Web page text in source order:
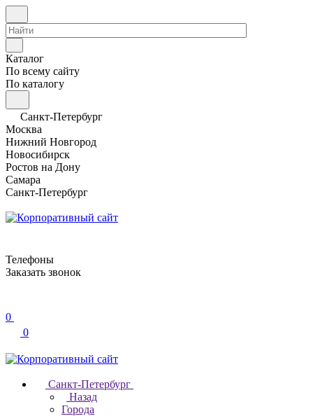
Каталог
По всему сайту
По каталогу
Санкт-Петербург
Москва
Нижний Новгород
Новосибирск
Ростов на Дону
Самара
Санкт-Петербург
Телефоны
Заказать звонок
0
0
Санкт-Петербург
Назад
Города